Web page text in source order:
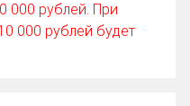
000 рублей. При
000 рублей будет